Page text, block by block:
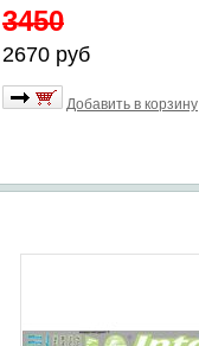
3450
2670 руб
Добавить в корзину